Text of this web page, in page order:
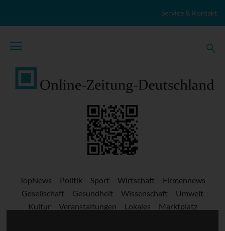
Service & Kontakt
TopNews Politik Sport Wirtschaft
Firmennews
Gesellschaft
Gesundheit Wissenschaft
Umwelt
Kultur
Veranstaltungen Lokales
Marktplatz